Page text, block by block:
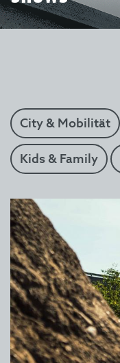
City & Mobilität
Kids & Family